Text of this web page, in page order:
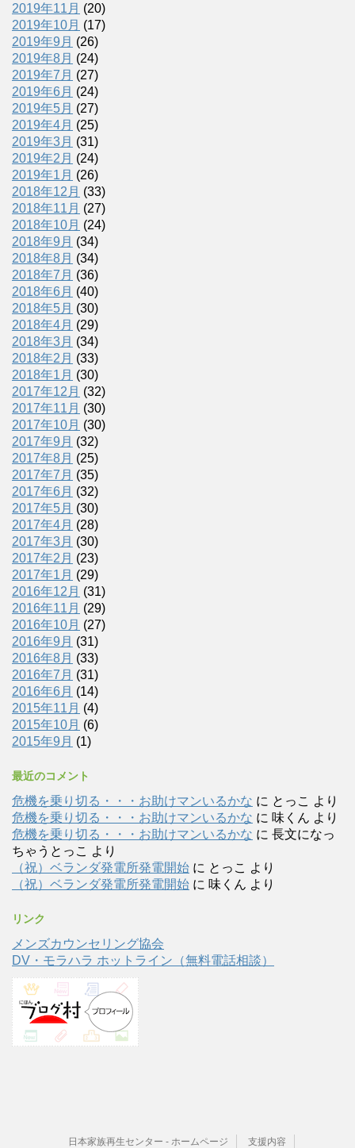
2019年11月 (20)
2019年10月 (17)
2019年9月 (26)
2019年8月 (24)
2019年7月 (27)
2019年6月 (24)
2019年5月 (27)
2019年4月 (25)
2019年3月 (31)
2019年2月 (24)
2019年1月 (26)
2018年12月 (33)
2018年11月 (27)
2018年10月 (24)
2018年9月 (34)
2018年8月 (34)
2018年7月 (36)
2018年6月 (40)
2018年5月 (30)
2018年4月 (29)
2018年3月 (34)
2018年2月 (33)
2018年1月 (30)
2017年12月 (32)
2017年11月 (30)
2017年10月 (30)
2017年9月 (32)
2017年8月 (25)
2017年7月 (35)
2017年6月 (32)
2017年5月 (30)
2017年4月 (28)
2017年3月 (30)
2017年2月 (23)
2017年1月 (29)
2016年12月 (31)
2016年11月 (29)
2016年10月 (27)
2016年9月 (31)
2016年8月 (33)
2016年7月 (31)
2016年6月 (14)
2015年11月 (4)
2015年10月 (6)
2015年9月 (1)
最近のコメント
危機を乗り切る・・・お助けマンいるかな に とっこ より
危機を乗り切る・・・お助けマンいるかな に 味くん より
危機を乗り切る・・・お助けマンいるかな に 長文になっ
ちゃうとっこ より
（祝）ベランダ発電所発電開始 に とっこ より
（祝）ベランダ発電所発電開始 に 味くん より
リンク
メンズカウンセリング協会
DV・モラハラ ホットライン（無料電話相談）
日本家族再生センター - ホームページ 支援内容